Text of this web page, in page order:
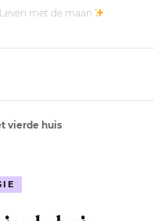
Leven met de maan
vierde huis